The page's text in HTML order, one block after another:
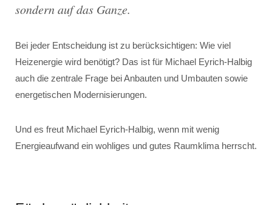
sondern auf das Ganze.
Bei jeder Entscheidung ist zu berücksichtigen: Wie viel
Heizenergie wird benötigt? Das ist für Michael Eyrich-Halbig
auch die zentrale Frage bei Anbauten und Umbauten sowie
energetischen Modernisierungen.
Und es freut Michael Eyrich-Halbig, wenn mit wenig
Energieaufwand ein wohliges und gutes Raumklima herrscht.